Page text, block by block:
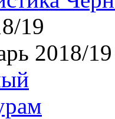
19
2018/19